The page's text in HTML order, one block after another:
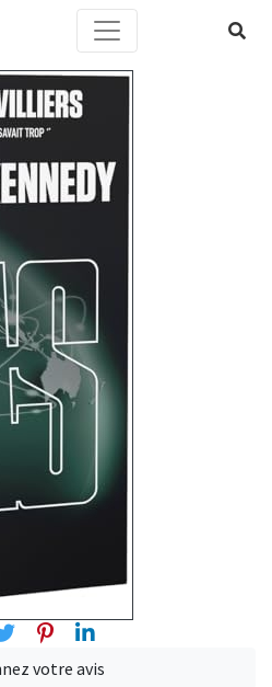
TwitterPinterest
Linkedin
votre avis